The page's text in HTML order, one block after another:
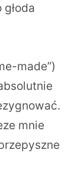
made”)
mnie